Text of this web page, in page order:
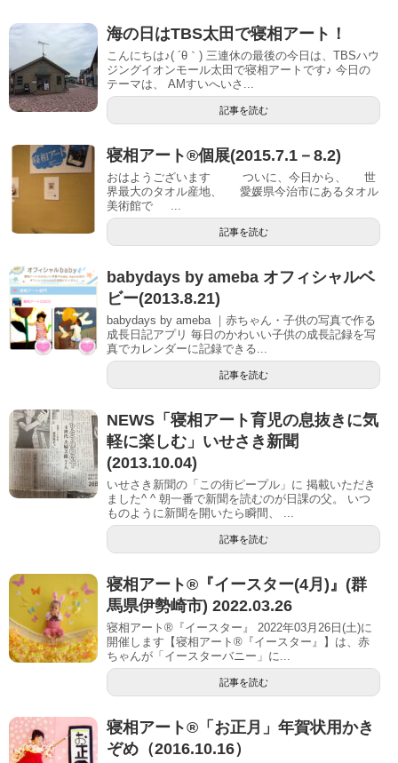
海の日はTBS太田で寝相アート！
こんにちは♪( ´θ｀) 三連休の最後の今日は、TBSハウ
ジングイオンモール太田で寝相アートです♪ 今日の
テーマは、 AMすいへいさ...
記事を読む
寝相アート®個展(2015.7.1－8.2)
おはようございます ついに、今日から、 世
界最大のタオル産地、 愛媛県今治市にあるタオル
美術館で ...
記事を読む
babydays by ameba オフィシャルベ
ビー(2013.8.21)
babydays by ameba ｜赤ちゃん・子供の写真で作る
成長日記アプリ 毎日のかわいい子供の成長記録を写
真でカレンダーに記録できる...
記事を読む
NEWS「寝相アート育児の息抜きに気
軽に楽しむ」いせさき新聞
(2013.10.04)
いせさき新聞の「この街ピープル」に 掲載いただき
ました^ ^ 朝一番で新聞を読むのが日課の父。 いつ
ものように新聞を開いたら瞬間、 ...
記事を読む
寝相アート®︎『イースター(4月)』(群
馬県伊勢崎市) 2022.03.26
寝相アート®『イースター』 2022年03月26日(土)に
開催します【寝相アート®︎『イースター』】は、赤
ちゃんが「イースターバニー」に...
記事を読む
寝相アート®「お正月」年賀状用かき
ぞめ（2016.10.16）